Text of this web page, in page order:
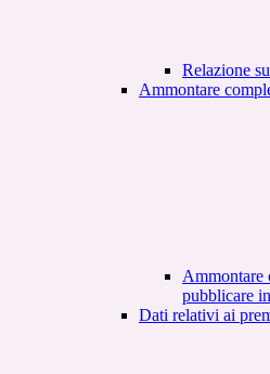
Relazione
Ammontare
Ammontare
pubblicare
Dati relativi ai